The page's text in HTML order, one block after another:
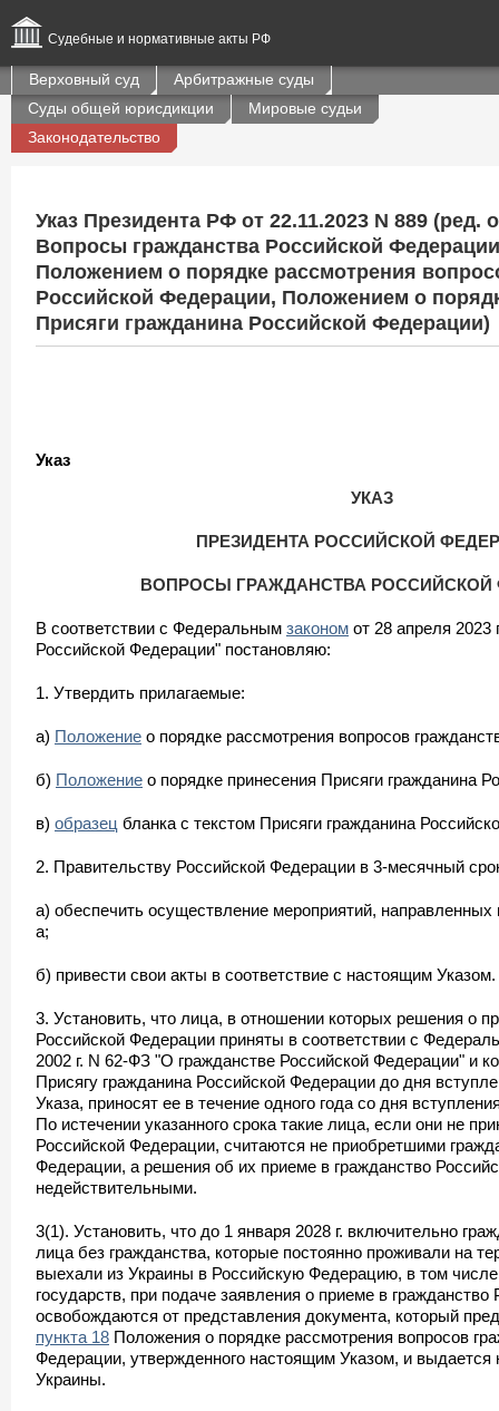
Судебные и нормативные акты РФ
Верховный суд
Арбитражные суды
Суды общей юрисдикции
Мировые судьи
Законодательство
Указ Президента РФ от 22.11.2023 N 889 (ред.
Вопросы гражданства Российской
Положением о порядке рассмотрения
Российской Федерации, Положением о
Присяги гражданина Российской Федерации)
Указ
УКАЗ
ПРЕЗИДЕНТА РОССИЙСКОЙ
ВОПРОСЫ ГРАЖДАНСТВА РОССИЙСКОЙ
В соответствии с Федеральным законом от 28 апреля 2023
Российской Федерации" постановляю:
1. Утвердить прилагаемые:
а) Положение о порядке рассмотрения вопросов
б) Положение о порядке принесения Присяги гражданина
в) образец бланка с текстом Присяги гражданина
2. Правительству Российской Федерации в 3-месячный
а) обеспечить осуществление мероприятий,
а;
б) привести свои акты в соответствие с настоящим Указом.
3. Установить, что лица, в отношении которых решения о
Российской Федерации приняты в соответствии с
2002 г. N 62-ФЗ "О гражданстве Российской Федерации" и
Присягу гражданина Российской Федерации до дня
Указа, приносят ее в течение одного года со дня
По истечении указанного срока такие лица, если они не
Российской Федерации, считаются не приобретшими
Федерации, а решения об их приеме в гражданство
недействительными.
3(1). Установить, что до 1 января 2028 г. включительно
лица без гражданства, которые постоянно проживали на
выехали из Украины в Российскую Федерацию, в том числе
государств, при подаче заявления о приеме в
освобождаются от представления документа, который
пункта 18 Положения о порядке рассмотрения вопросов
Федерации, утвержденного настоящим Указом, и выдается
Украины.